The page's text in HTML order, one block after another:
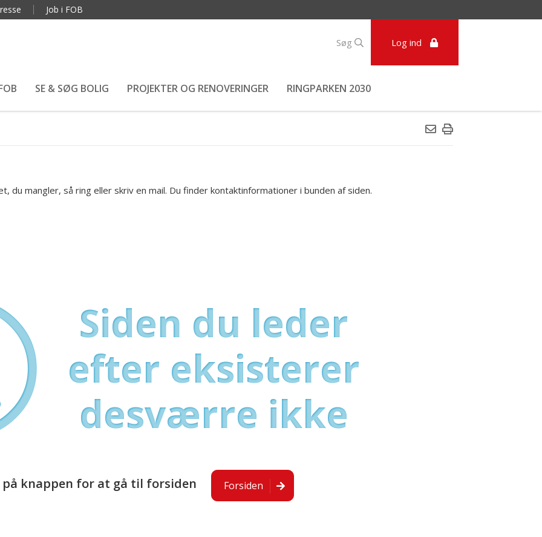
Job i FOB
Log ind
Søg
SE & SØG BOLIG PROJEKTER OG RENOVERINGER RINGPARKEN 2030
du mangler, så ring eller skriv en mail. Du finder kontaktinformationer i bunden af siden.
Siden du leder
efter eksisterer
desværre ikke
knappen for at gå til forsiden Forsiden